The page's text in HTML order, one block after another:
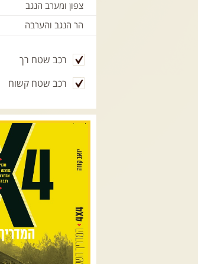
צפון ומערב הנגב
הר הנגב והערבה
רכב שטח רך
רכב שטח קשוח